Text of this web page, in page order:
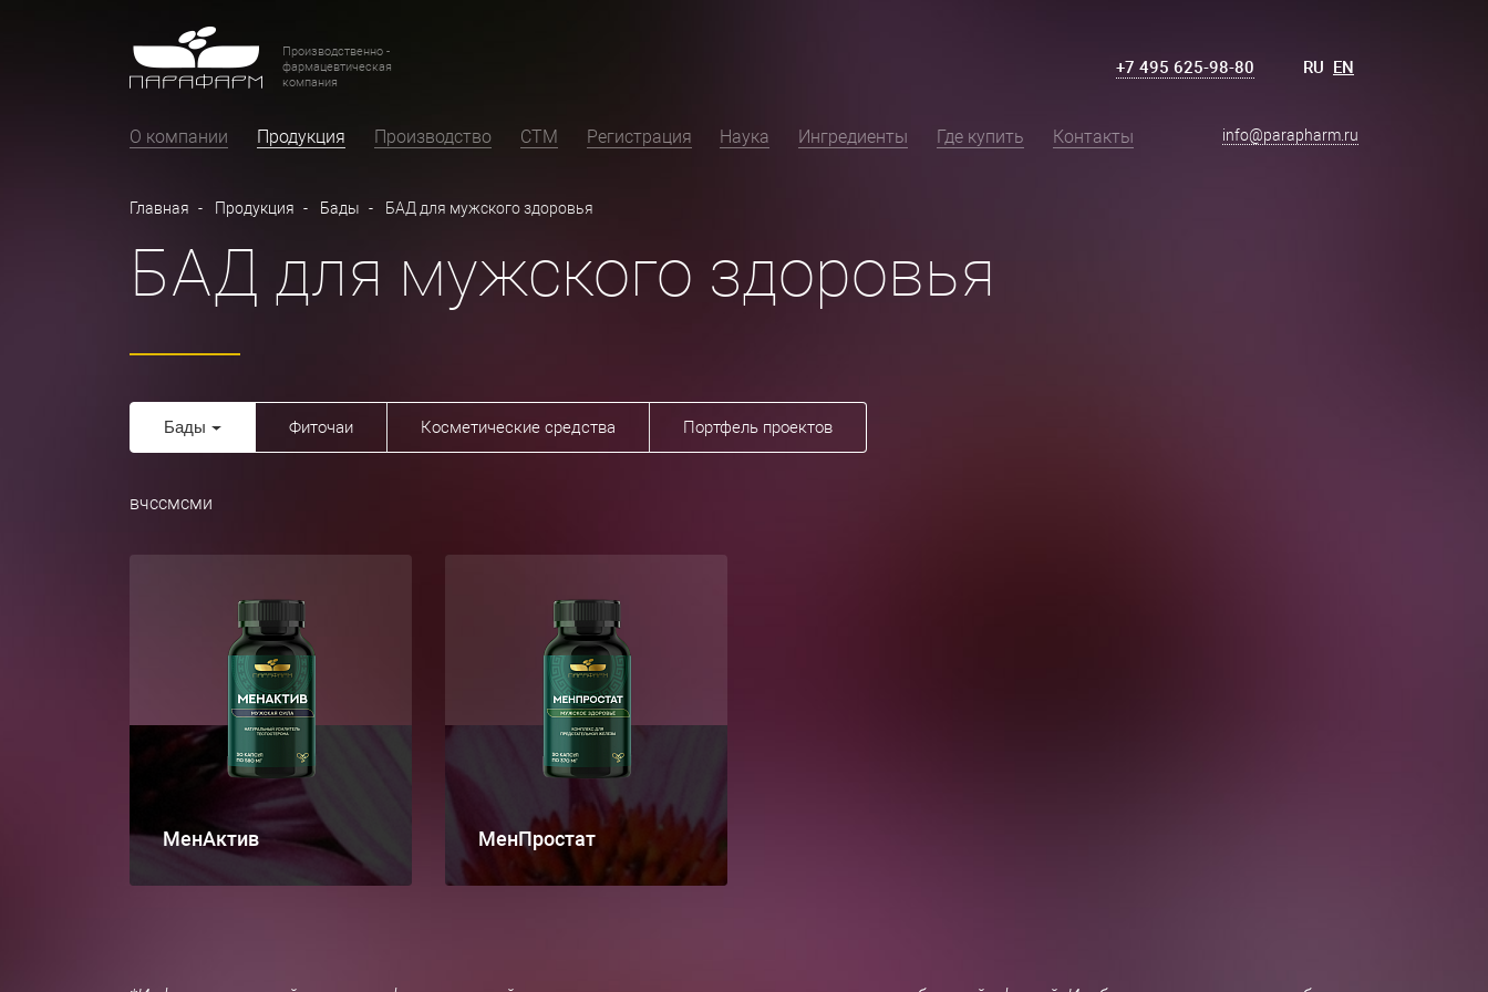
Производственно -
фармацевтическая
компания
+7 495 625-98-80 RU EN
О компании Продукция Производство СТМ Регистрация Наука Ингредиенты Где купить Контакты info@parapharm.ru
Главная Продукция Бады БАД для мужского здоровья
БАД для мужского здоровья
Бады Фиточаи Косметические средства Портфель проектов
вчссмсми
МенАктив МенПростат